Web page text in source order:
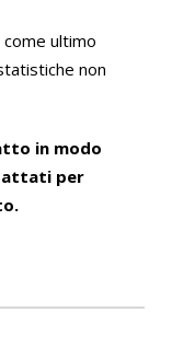
ultimo
non
in modo
per